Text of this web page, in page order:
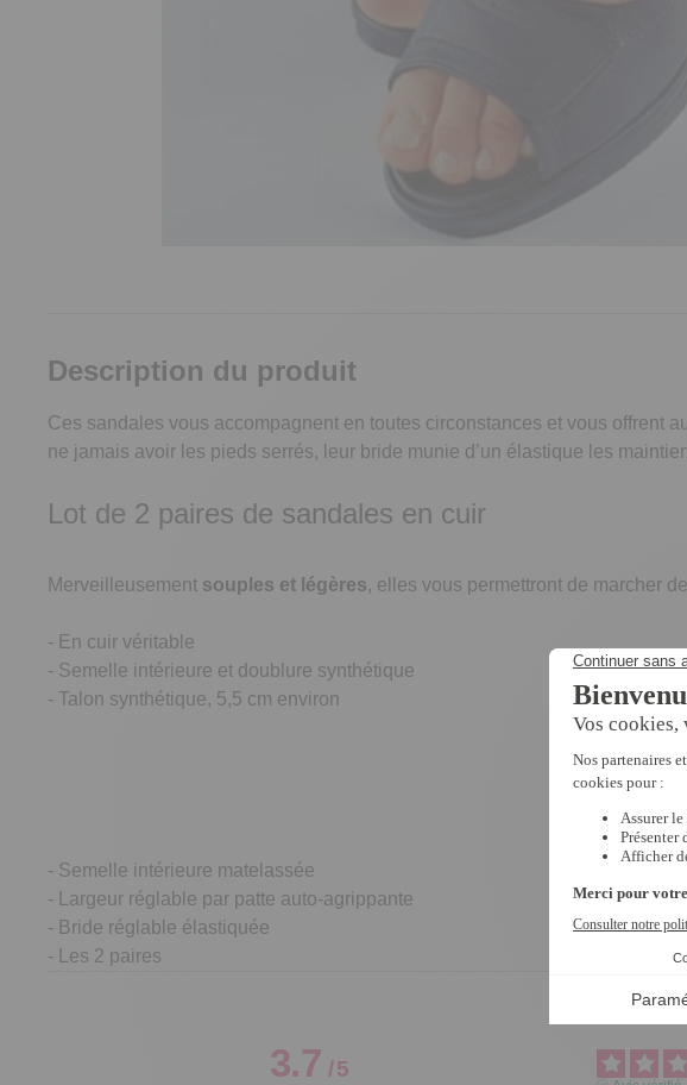
Description du produit
Ces sandales vous accompagnent en toutes circonstances et vous offrent
ne jamais avoir les pieds serrés, leur bride munie d’un élastique les
Lot de 2 paires de sandales en cuir
Merveilleusement souples et légères, elles vous permettront de marcher
- En cuir véritable
- Semelle intérieure et doublure synthétique
- Talon synthétique, 5,5 cm environ
- Semelle intérieure matelassée
- Largeur réglable par patte auto-agrippante
- Bride réglable élastiquée
- Les 2 paires
3.7/5